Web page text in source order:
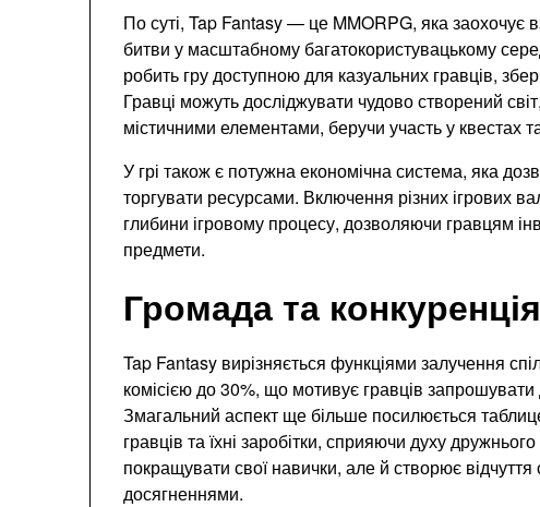
По суті, Tap Fantasy — це MMORPG, яка заохочує
битви у масштабному багатокористувацькому
робить гру доступною для казуальних гравців,
Гравці можуть досліджувати чудово створений
містичними елементами, беручи участь у квестах
У грі також є потужна економічна система, яка
торгувати ресурсами. Включення різних ігрових
глибини ігровому процесу, дозволяючи гравцям
предмети.
Громада та конкуренція
Tap Fantasy вирізняється функціями залучення
комісією до 30%, що мотивує гравців
Змагальний аспект ще більше посилюється
гравців та їхні заробітки, сприяючи духу
покращувати свої навички, але й створює відчуття
досягненнями.